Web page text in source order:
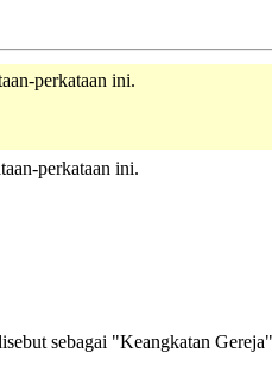
perkataan ini.
perkataan ini.
sebagai "Keangkatan